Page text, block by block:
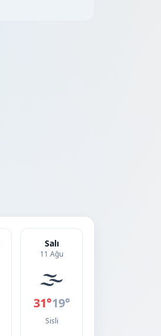
Salı
11 Ağu
🌫️
31°19°
Sisli